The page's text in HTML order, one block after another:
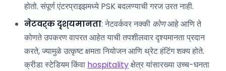
होतो. संपूर्ण एंटरप्राइझमध्ये PSK बदलण्याची गरज उरत नाही.
नेटवर्क दृश्यमानता: नेटवर्कवर नक्की कोणआहे आणि ते
कोणते उपकरण वापरत आहेत याची तपशीलवार दृश्यमानता प्रदान
करते, ज्यामुळे उत्कृष्ट क्षमता नियोजन आणि थ्रेट हंटिंग शक्य होते.
क्रीडा स्टेडियम किंवा hospitalityक्षेत्र यांसारख्या उच्च-घनता